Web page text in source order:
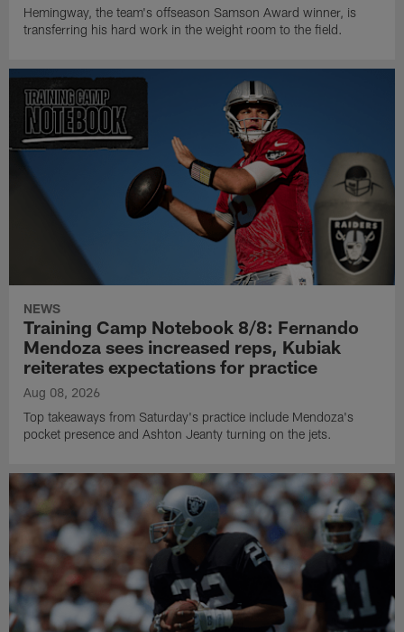
Hemingway, the team's offseason Samson Award winner, is
transferring his hard work in the weight room to the field.
NEWS
Training Camp Notebook 8/8: Fernando
Mendoza sees increased reps, Kubiak
reiterates expectations for practice
Aug 08, 2026
Top takeaways from Saturday's practice include Mendoza's
pocket presence and Ashton Jeanty turning on the jets.